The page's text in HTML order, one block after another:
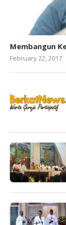
Membangun
February 22, 2017